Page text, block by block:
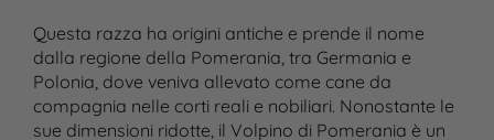
Questa razza ha origini antiche e prende il nome
dalla regione della Pomerania, tra Germania e
Polonia, dove veniva allevato come cane da
compagnia nelle corti reali e nobiliari. Nonostante le
sue dimensioni ridotte, il Volpino di Pomerania è un